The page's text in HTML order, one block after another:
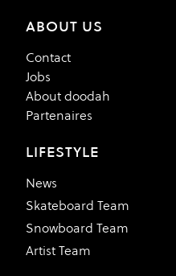
ABOUT US
Contact
Jobs
About doodah
Partenaires
LIFESTYLE
News
Skateboard Team
Snowboard Team
Artist Team